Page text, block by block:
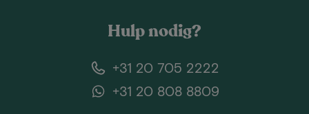
Hulp nodig?
+31 20 705 2222
+31 20 808 8809